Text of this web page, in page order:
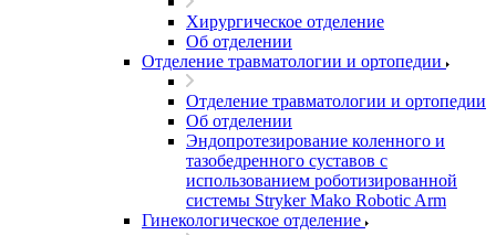
Хирургическое отделение
Об отделении
Отделение травматологии и ортопедии
Отделение травматологии и ортопедии
Об отделении
Эндопротезирование коленного и
тазобедренного суставов с
использованием роботизированной
системы Stryker Mako Robotic Arm
Гинекологическое отделение